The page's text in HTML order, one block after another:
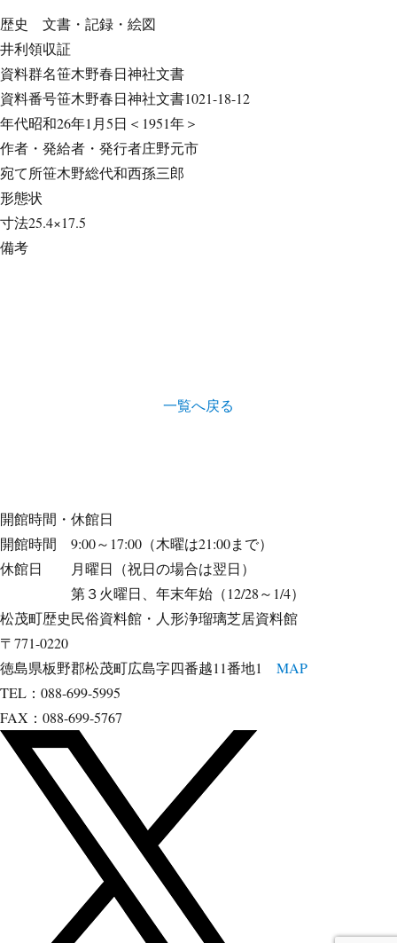
歴史 文書・記録・絵図
井利領収証
資料群名笹木野春日神社文書
資料番号笹木野春日神社文書1021-18-12
年代昭和26年1月5日＜1951年＞
作者・発給者・発行者庄野元市
宛て所笹木野総代和西孫三郎
形態状
寸法25.4×17.5
備考
一覧へ戻る
開館時間・休館日
開館時間 9:00～17:00（木曜は21:00まで）
休館日 月曜日（祝日の場合は翌日）
第３火曜日、年末年始（12/28～1/4）
松茂町歴史民俗資料館・人形浄瑠璃芝居資料館
〒771-0220
徳島県板野郡松茂町広島字四番越11番地1 MAP
TEL：088-699-5995
FAX：088-699-5767